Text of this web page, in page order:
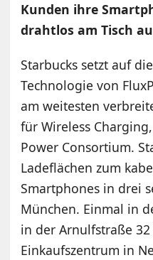
Kunden ihre
drahtlos am Tisch
Starbucks setzt auf
Technologie von
am weitesten
für Wireless
Power Consortium.
Ladeflächen zum
Smartphones in drei
München. Einmal in
in der Arnulfstraße
Einkaufszentrum in